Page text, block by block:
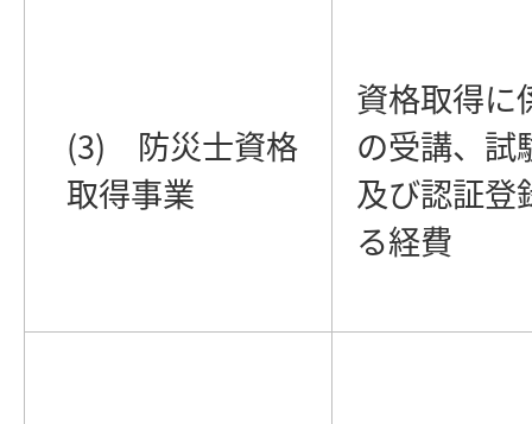
(3) 防災士資格
取得事業
資格取得に
の受講、試
及び認証登
る経費